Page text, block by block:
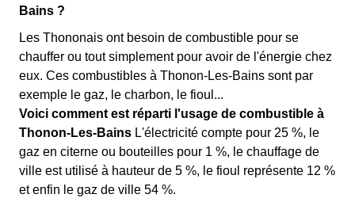
Bains ?
Les Thononais ont besoin de combustible pour se
chauffer ou tout simplement pour avoir de l'énergie chez
eux. Ces combustibles à Thonon-Les-Bains sont par
exemple le gaz, le charbon, le fioul...
Voici comment est réparti l'usage de combustible à
Thonon-Les-Bains L'électricité compte pour 25 %, le
gaz en citerne ou bouteilles pour 1 %, le chauffage de
ville est utilisé à hauteur de 5 %, le fioul représente 12 %
et enfin le gaz de ville 54 %.